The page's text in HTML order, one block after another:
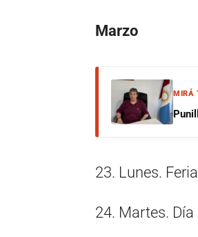
Marzo
MIRÁ
23. Lunes.
24. Martes.